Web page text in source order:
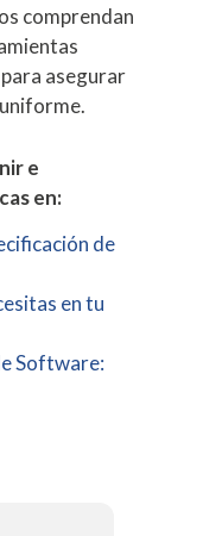
comprendan
asegurar
e
en:
de
en tu
Software: